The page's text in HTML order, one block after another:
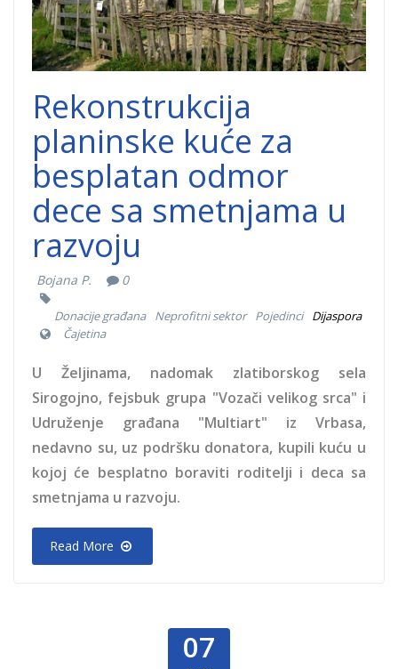
Rekonstrukcija
planinske kuće za
besplatan odmor
dece sa smetnjama u
razvoju
Bojana P. 0
Donacije građana Neprofitni sektor Pojedinci
Dijaspora
Čajetina
U Željinama, nadomak zlatiborskog sela
Sirogojno, fejsbuk grupa "Vozači velikog srca" i
Udruženje građana "Multiart" iz Vrbasa,
nedavno su, uz podršku donatora, kupili kuću u
kojoj će besplatno boraviti roditelji i deca sa
smetnjama u razvoju.
Read More
07